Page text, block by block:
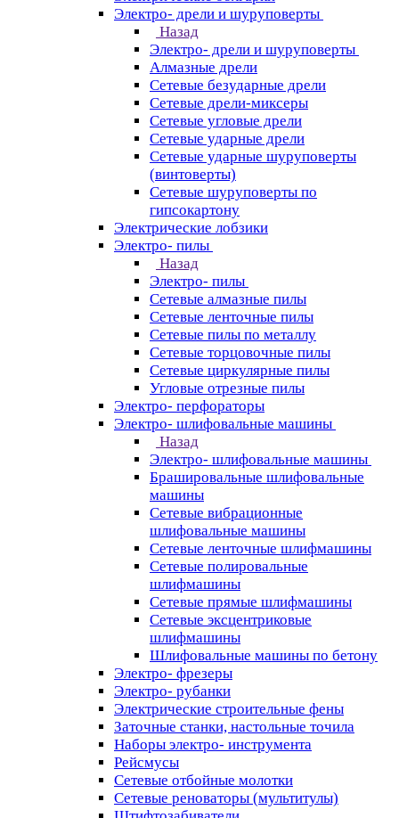
Электро- дрели и шуруповерты
Назад
Электро- дрели и шуруповерты
Алмазные дрели
Сетевые безударные дрели
Сетевые дрели-миксеры
Сетевые угловые дрели
Сетевые ударные дрели
Сетевые ударные шуруповерты
(винтоверты)
Сетевые шуруповерты по
гипсокартону
Электрические лобзики
Электро- пилы
Назад
Электро- пилы
Сетевые алмазные пилы
Сетевые ленточные пилы
Сетевые пилы по металлу
Сетевые торцовочные пилы
Сетевые циркулярные пилы
Угловые отрезные пилы
Электро- перфораторы
Электро- шлифовальные машины
Назад
Электро- шлифовальные машины
Брашировальные шлифовальные
машины
Сетевые вибрационные
шлифовальные машины
Сетевые ленточные шлифмашины
Сетевые полировальные
шлифмашины
Сетевые прямые шлифмашины
Сетевые эксцентриковые
шлифмашины
Шлифовальные машины по бетону
Электро- фрезеры
Электро- рубанки
Электрические строительные фены
Заточные станки, настольные точила
Наборы электро- инструмента
Рейсмусы
Сетевые отбойные молотки
Сетевые реноваторы (мультитулы)